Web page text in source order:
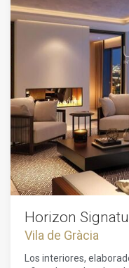
Horizon
Vila de Gràcia
Los interiores,